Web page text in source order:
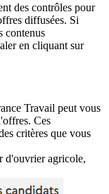
des contrôles pour
diffusées. Si
contenus
en cliquant sur
Travail peut vous
Ces
critères que vous
d'ouvrier agricole,